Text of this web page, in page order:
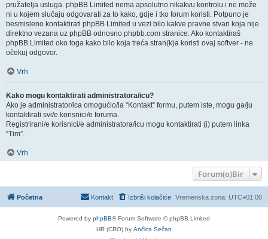
pružatelja usluga. phpBB Limited nema apsolutno nikakvu kontrolu i ne može
ni u kojem slučaju odgovarati za to kako, gdje i tko forum koristi. Potpuno je
besmisleno kontaktirati phpBB Limited u vezi bilo kakve pravne stvari koja nije
direktno vezana uz phpBB odnosno phpbb.com stranice. Ako kontaktiraš
phpBB Limited oko toga kako bilo koja treća stran(k)a koristi ovaj softver - ne
očekuj odgovor.
Vrh
Kako mogu kontaktirati administratora/icu?
Ako je administrator/ica omogućio/la “Kontakt” formu, putem iste, mogu ga/ju
kontaktirati svi/e korisnici/e foruma.
Registrirani/e korisnici/e administratora/icu mogu kontaktirati (i) putem linka
“Tim”.
Vrh
Forum(o)Bir
Početna Vremenska zona: UTC+01:00
Izbriši kolačiće
Kontakt
Powered by phpBB® Forum Software © phpBB Limited
HR (CRO) by Ančica Sečan